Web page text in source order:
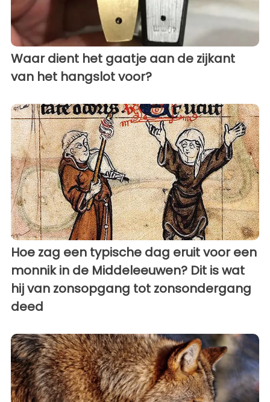
Waar dient het gaatje aan de zijkant
van het hangslot voor?
Hoe zag een typische dag eruit voor een
monnik in de Middeleeuwen? Dit is wat
hij van zonsopgang tot zonsondergang
deed